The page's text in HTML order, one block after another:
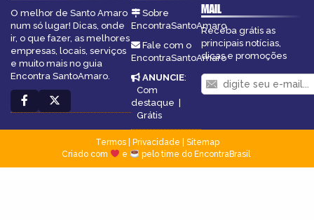
O melhor de Santo Amaro
num só lugar! Dicas, onde
ir, o que fazer, as melhores
empresas, locais, serviços
e muito mais no guia
Encontra SantoAmaro.
Sobre
EncontraSantoAmaro
Fale com o
EncontraSantoAmaro
ANUNCIE:
Com
destaque
Grátis
MAIL
Receba grátis as
principais notícias,
dicas e promoções
Termos| Privacidade
Sitemap
Criado com
e pelo time do EncontraBrasil